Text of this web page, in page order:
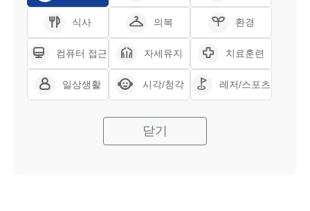
식사 의복 환경
컴퓨터 접근 자세유지 치료훈련
일상생활 시각/청각 레저/스포츠
닫기